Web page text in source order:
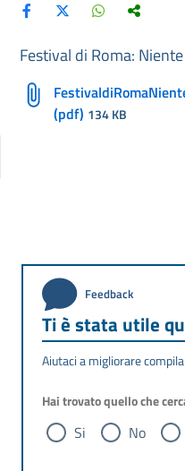
Festival di Roma:
(pdf) 134 KB
Feedback
Ti è stata utile
Aiutaci a migliorare
Hai trovato quello che
Si No